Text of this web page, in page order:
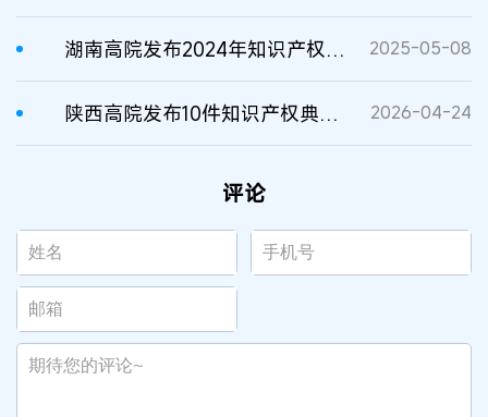
湖南高院发布2024年知识产权典型案例 2025-05-08
陕西高院发布10件知识产权典型案例 2026-04-24
评论